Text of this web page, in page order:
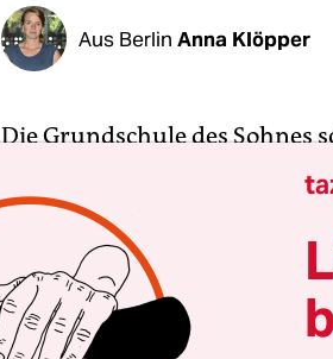
Aus Berlin Anna Klöpper
Die Grundschule des Sohnes
großen Elternverteiler: „Wir
ausschließlich per E-Mail
bewahren. Bloß nicht mehr
Grüße, die Schulleitung.
Eine Grippewelle grassiert in